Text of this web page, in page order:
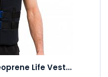
Life Vest...